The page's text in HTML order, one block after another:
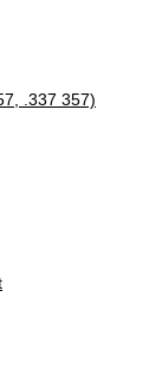
.337 357)